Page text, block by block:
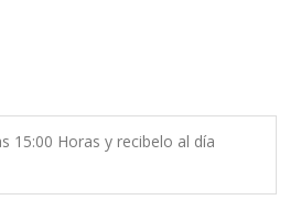
15:00 Horas y recibelo al día